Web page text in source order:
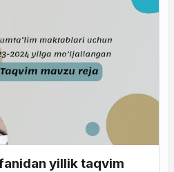
yillik taqvim